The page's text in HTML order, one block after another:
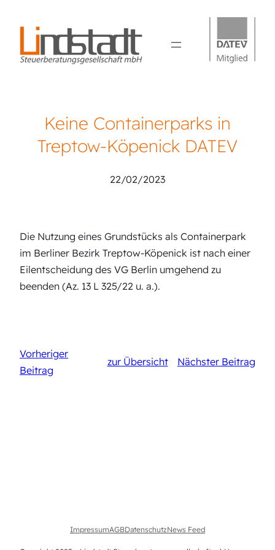
Keine Containerparks in
Treptow-Köpenick DATEV
22/02/2023
Die Nutzung eines Grundstücks als Containerpark
im Berliner Bezirk Treptow-Köpenick ist nach einer
Eilentscheidung des VG Berlin umgehend zu
beenden (Az. 13 L 325/22 u. a.).
Vorheriger
Beitrag
zur Übersicht Nächster Beitrag
ImpressumAGBDatenschutzNews Feed